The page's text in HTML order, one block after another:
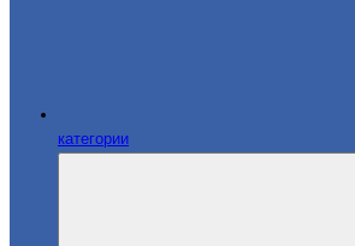
категории